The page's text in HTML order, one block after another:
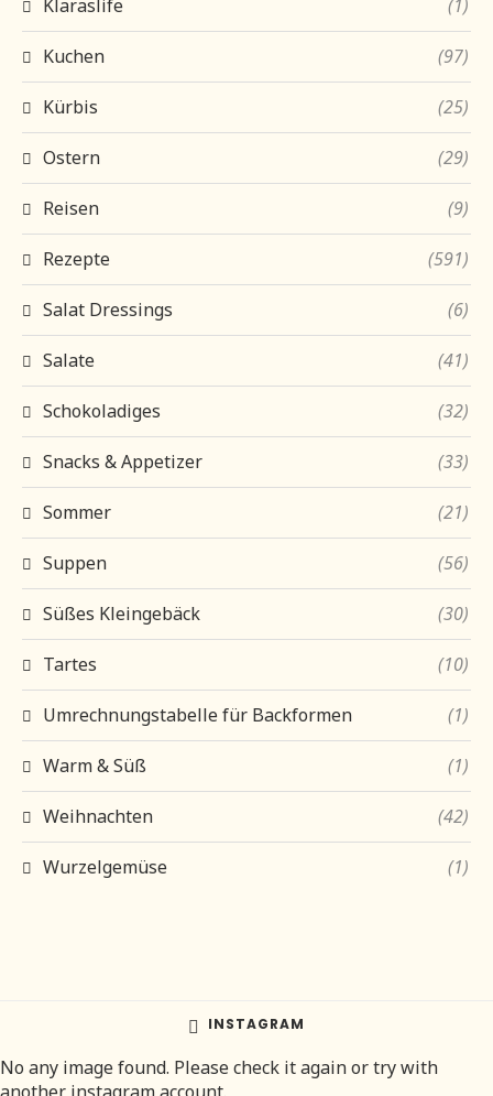
Klaraslife (1)
Kuchen (97)
Kürbis (25)
Ostern (29)
Reisen (9)
Rezepte (591)
Salat Dressings (6)
Salate (41)
Schokoladiges (32)
Snacks & Appetizer (33)
Sommer (21)
Suppen (56)
Süßes Kleingebäck (30)
Tartes (10)
Umrechnungstabelle für Backformen (1)
Warm & Süß (1)
Weihnachten (42)
Wurzelgemüse (1)
INSTAGRAM
No any image found. Please check it again or try with